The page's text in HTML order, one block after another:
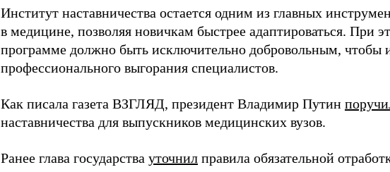
Институт наставничества остается одним из главных
в медицине, позволяя новичкам быстрее адаптироваться. При
программе должно быть исключительно добровольным, чтобы
профессионального выгорания специалистов.
Как писала газета ВЗГЛЯД, президент Владимир Путин
наставничества для выпускников медицинских вузов.
Ранее глава государства уточнил правила обязательной